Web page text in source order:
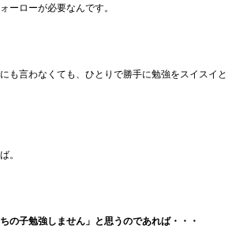
ーローが必要なんです。
も言わなくても、ひとりで勝手に勉強をスイスイと
。
の子勉強しません」と思うのであれば・・・